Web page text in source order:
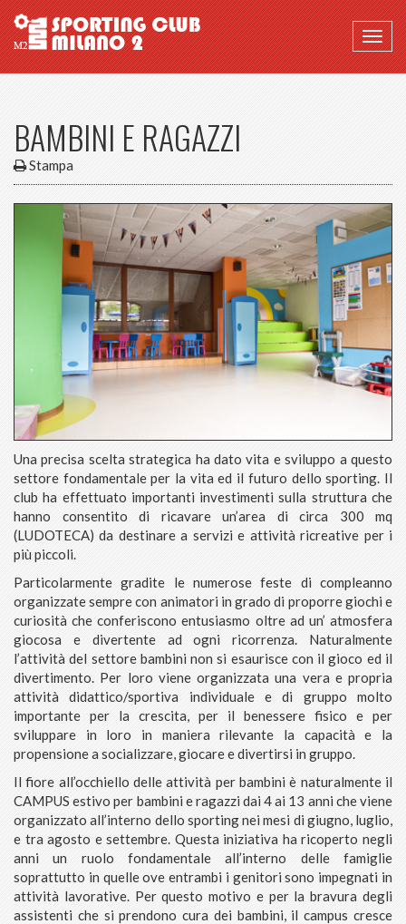
BAMBINI E RAGAZZI
Stampa
Una precisa scelta strategica ha dato vita e sviluppo a questo
settore fondamentale per la vita ed il futuro dello sporting. Il
club ha effettuato importanti investimenti sulla struttura che
hanno consentito di ricavare un’area di circa 300 mq
(LUDOTECA) da destinare a servizi e attività ricreative per i
più piccoli.
Particolarmente gradite le numerose feste di compleanno
organizzate sempre con animatori in grado di proporre giochi e
curiosità che conferiscono entusiasmo oltre ad un’ atmosfera
giocosa e divertente ad ogni ricorrenza. Naturalmente
l’attività del settore bambini non si esaurisce con il gioco ed il
divertimento. Per loro viene organizzata una vera e propria
attività didattico/sportiva individuale e di gruppo molto
importante per la crescita, per il benessere fisico e per
sviluppare in loro in maniera rilevante la capacità e la
propensione a socializzare, giocare e divertirsi in gruppo.
Il fiore all’occhiello delle attività per bambini è naturalmente il
CAMPUS estivo per bambini e ragazzi dai 4 ai 13 anni che viene
organizzato all’interno dello sporting nei mesi di giugno, luglio,
e tra agosto e settembre. Questa iniziativa ha ricoperto negli
anni un ruolo fondamentale all’interno delle famiglie
soprattutto in quelle ove entrambi i genitori sono impegnati in
attività lavorative. Per questo motivo e per la bravura degli
assistenti che si prendono cura dei bambini, il campus cresce